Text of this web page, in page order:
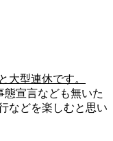
大型連休です。
態宣言なども無いた
などを楽しむと思い